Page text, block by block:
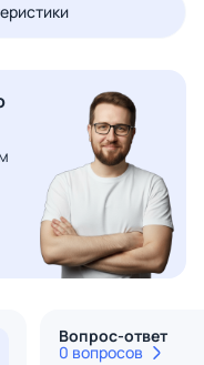
Вопрос-ответ
0 вопросов